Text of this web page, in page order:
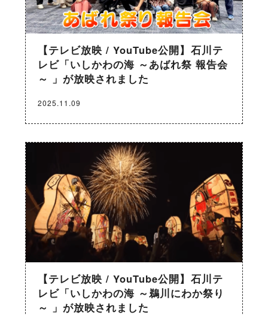
【テレビ放映 / YouTube公開】石川テ
レビ「いしかわの海 ～あばれ祭 報告会
～ 」が放映されました
2025.11.09
【テレビ放映 / YouTube公開】石川テ
レビ「いしかわの海 ～鵜川にわか祭り
～ 」が放映されました